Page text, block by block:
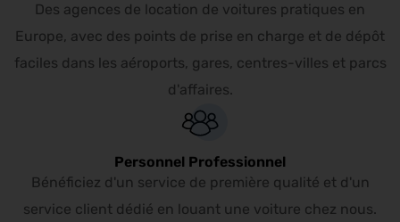
Des agences de location de voitures pratiques en
Europe, avec des points de prise en charge et de dépôt
faciles dans les aéroports, gares, centres-villes et parcs
d'affaires.
Personnel Professionnel
Bénéficiez d'un service de première qualité et d'un
service client dédié en louant une voiture chez nous.